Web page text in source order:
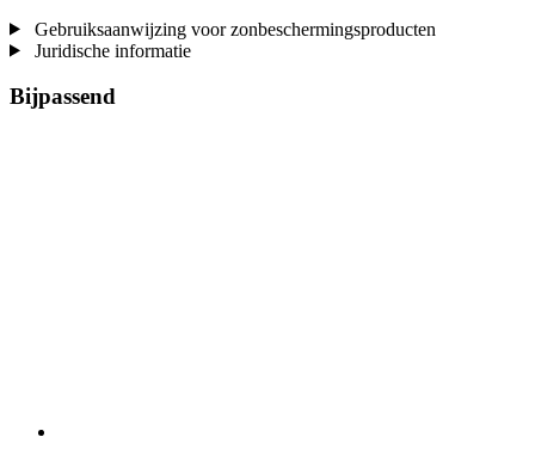
Gebruiksaanwijzing voor zonbeschermingsproducten
Juridische informatie
Bijpassend